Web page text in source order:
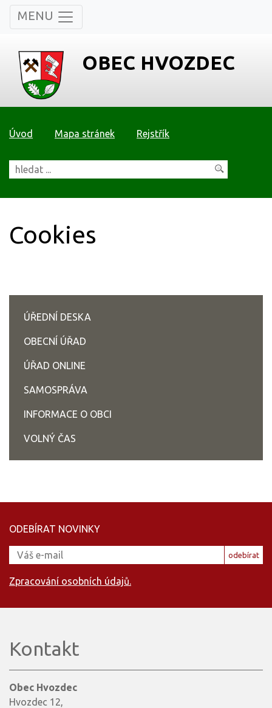
MENU
OBEC HVOZDEC
Úvod Mapa stránek Rejstřík
Cookies
ÚŘEDNÍ DESKA
OBECNÍ ÚŘAD
ÚŘAD ONLINE
SAMOSPRÁVA
INFORMACE O OBCI
VOLNÝ ČAS
ODEBÍRAT NOVINKY
odebírat
Zpracování osobních údajů.
Kontakt
Obec Hvozdec
Hvozdec 12,